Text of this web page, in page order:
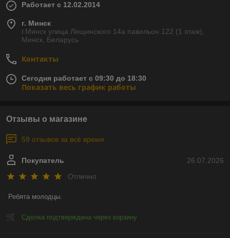
Работает с 12.02.2014
г. Минск
г.Минск улица Лещинского 14а павильон 122 (1 этаж),
Минск, Беларусь
Контакты
Сегодня работает с 09:30 до 18:30
Показать весь график работы
Отзывы о магазине
59 отзывов за всё время
26.07.2026
Покупатель
Отлично
Ребята молодцы.
Сделка подтверждена через корзину